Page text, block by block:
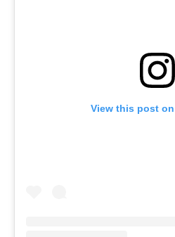
View this post